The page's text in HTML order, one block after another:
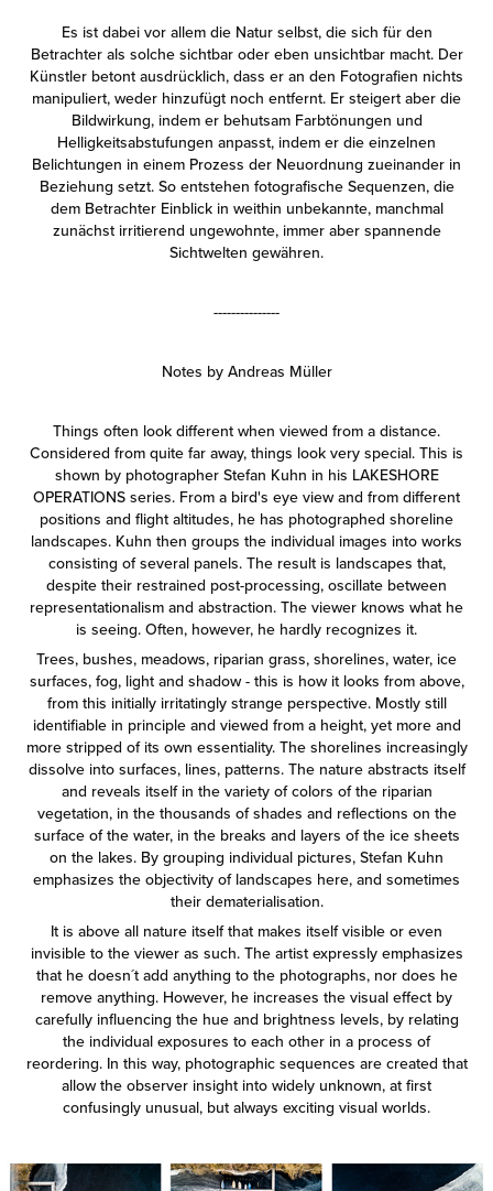
Es ist dabei vor allem die Natur selbst, die sich für den
Betrachter als solche sichtbar oder eben unsichtbar macht. Der
Künstler betont ausdrücklich, dass er an den Fotografien nichts
manipuliert, weder hinzufügt noch entfernt. Er steigert aber die
Bildwirkung, indem er behutsam Farbtönungen und
Helligkeitsabstufungen anpasst, indem er die einzelnen
Belichtungen in einem Prozess der Neuordnung zueinander in
Beziehung setzt. So entstehen fotografische Sequenzen, die
dem Betrachter Einblick in weithin unbekannte, manchmal
zunächst irritierend ungewohnte, immer aber spannende
Sichtwelten gewähren.
---------------
Notes by Andreas Müller
Things often look different when viewed from a distance.
Considered from quite far away, things look very special. This is
shown by photographer Stefan Kuhn in his LAKESHORE
OPERATIONS series. From a bird's eye view and from different
positions and flight altitudes, he has photographed shoreline
landscapes. Kuhn then groups the individual images into works
consisting of several panels. The result is landscapes that,
despite their restrained post-processing, oscillate between
representationalism and abstraction. The viewer knows what he
is seeing. Often, however, he hardly recognizes it.
Trees, bushes, meadows, riparian grass, shorelines, water, ice
surfaces, fog, light and shadow - this is how it looks from above,
from this initially irritatingly strange perspective. Mostly still
identifiable in principle and viewed from a height, yet more and
more stripped of its own essentiality. The shorelines increasingly
dissolve into surfaces, lines, patterns. The nature abstracts itself
and reveals itself in the variety of colors of the riparian
vegetation, in the thousands of shades and reflections on the
surface of the water, in the breaks and layers of the ice sheets
on the lakes. By grouping individual pictures, Stefan Kuhn
emphasizes the objectivity of landscapes here, and sometimes
their dematerialisation.
It is above all nature itself that makes itself visible or even
invisible to the viewer as such. The artist expressly emphasizes
that he doesn´t add anything to the photographs, nor does he
remove anything. However, he increases the visual effect by
carefully influencing the hue and brightness levels, by relating
the individual exposures to each other in a process of
reordering. In this way, photographic sequences are created that
allow the observer insight into widely unknown, at first
confusingly unusual, but always exciting visual worlds.